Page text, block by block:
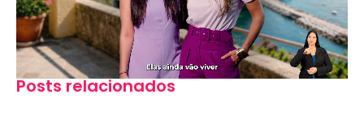
Posts relacionados